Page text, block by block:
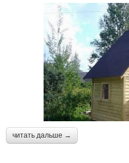
читать дальше →